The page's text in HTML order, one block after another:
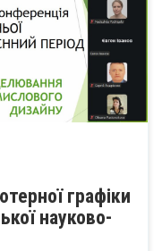
графіки
науково-